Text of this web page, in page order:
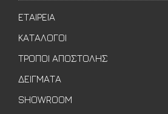
ΕΤΑΙΡΕΙΑ
ΚΑΤΑΛΟΓΟΙ
ΤΡΟΠΟΙ ΑΠΟΣΤΟΛΗΣ
ΔΕΙΓΜΑΤΑ
SHOWROOM